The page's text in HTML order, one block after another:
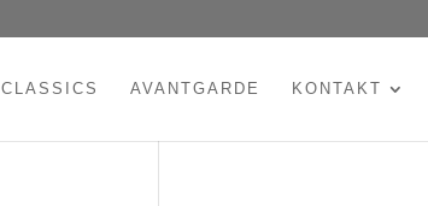
CLASSICS AVANTGARDE KONTAKT